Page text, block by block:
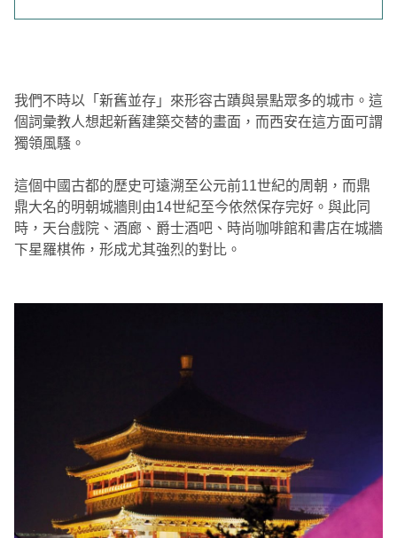
我們不時以「新舊並存」來形容古蹟與景點眾多的城市。這
個詞彙教人想起新舊建築交替的畫面，而西安在這方面可謂
獨領風騷。
這個中國古都的歷史可遠溯至公元前11世紀的周朝，而鼎
鼎大名的明朝城牆則由14世紀至今依然保存完好。與此同
時，天台戲院、酒廊、爵士酒吧、時尚咖啡館和書店在城牆
下星羅棋佈，形成尤其強烈的對比。